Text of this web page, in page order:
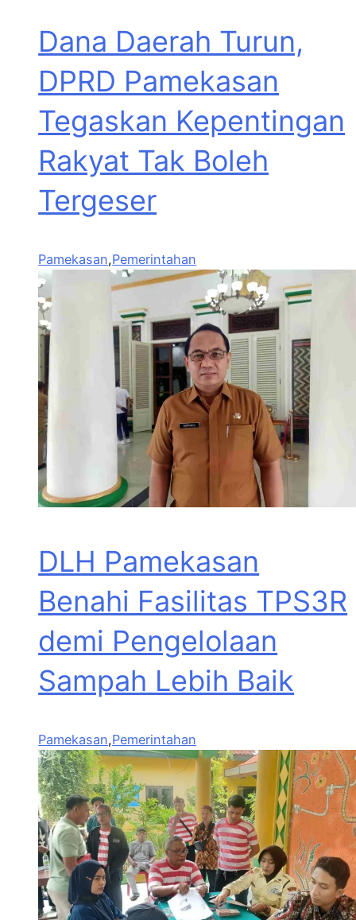
Dana Daerah Turun,
DPRD Pamekasan
Tegaskan Kepentingan
Rakyat Tak Boleh
Tergeser
Pamekasan,Pemerintahan
DLH Pamekasan
Benahi Fasilitas TPS3R
demi Pengelolaan
Sampah Lebih Baik
Pamekasan,Pemerintahan